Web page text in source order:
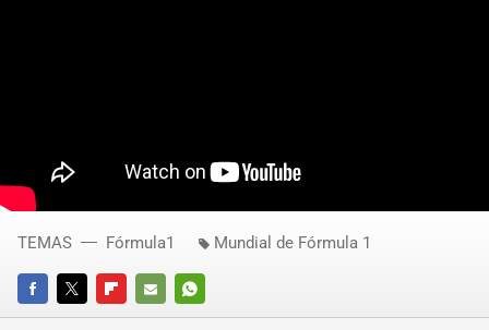
FACEBOOKTWITTERFLIPBOARD
E-
WHATSAPP
TEMAS Fórmula1 Mundial de Fórmula 1